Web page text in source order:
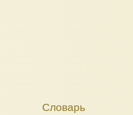
Словарь